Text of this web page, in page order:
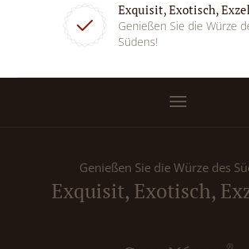
Exquisit, Exotisch,
Genießen Sie die Würze
Südens!
Genießen Sie die Würze des
Exquisit, Exotisch,